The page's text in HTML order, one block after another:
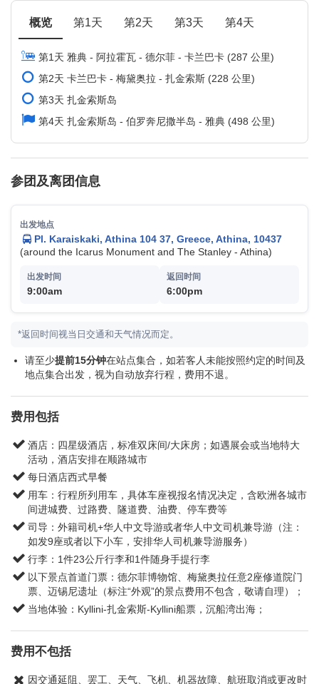
概览 第1天 第2天 第3天 第4天
第1天 雅典 - 阿拉霍瓦 - 德尔菲 - 卡兰巴卡 (287 公里)
第2天 卡兰巴卡 - 梅黛奥拉 - 扎金索斯 (228 公里)
第3天 扎金索斯岛
第4天 扎金索斯岛 - 伯罗奔尼撒半岛 - 雅典 (498 公里)
参团及离团信息
Pl. Karaiskaki, Athina 104 37, Greece, Athina, 10437
(around the Icarus Monument and The Stanley - Athina)
9:00am 6:00pm
*返回时间视当日交通和天气情况而定。
请至少提前15分钟在站点集合，如若客人未能按照约定的时间及
地点集合出发，视为自动放弃行程，费用不退。
费用包括
酒店：四星级酒店，标准双床间/大床房；如遇展会或当地特大
活动，酒店安排在顺路城市
每日酒店西式早餐
用车：行程所列用车，具体车座视报名情况决定，含欧洲各城市
间进城费、过路费、隧道费、油费、停车费等
司导：外籍司机+华人中文导游或者华人中文司机兼导游（注：
如发9座或者以下小车，安排华人司机兼导游服务）
行李：1件23公斤行李和1件随身手提行李
以下景点首道门票：德尔菲博物馆、梅黛奥拉任意2座修道院门
票、迈锡尼遗址（标注“外观”的景点费用不包含，敬请自理）；
当地体验：Kyllini-扎金索斯-Kyllini船票，沉船湾出海；
费用不包括
因交通延阻、罢工、天气、飞机、机器故障、航班取消或更改时